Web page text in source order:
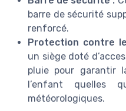
barre de sécurité
renforcé.
Protection contre
un siège doté
pluie pour garantir
l’enfant quelles
météorologiques.